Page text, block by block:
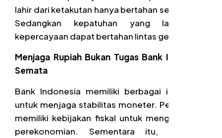
lahir dari ketakutan hanya bertahan sementara.
Sedangkan kepatuhan yang lahir dari
kepercayaan dapat bertahan lintas generasi.
Menjaga Rupiah Bukan Tugas Bank Indonesia
Semata
Bank Indonesia memiliki berbagai instrumen
untuk menjaga stabilitas moneter. Pemerintah
memiliki kebijakan fiskal untuk menggerakkan
perekonomian. Sementara itu, regulator